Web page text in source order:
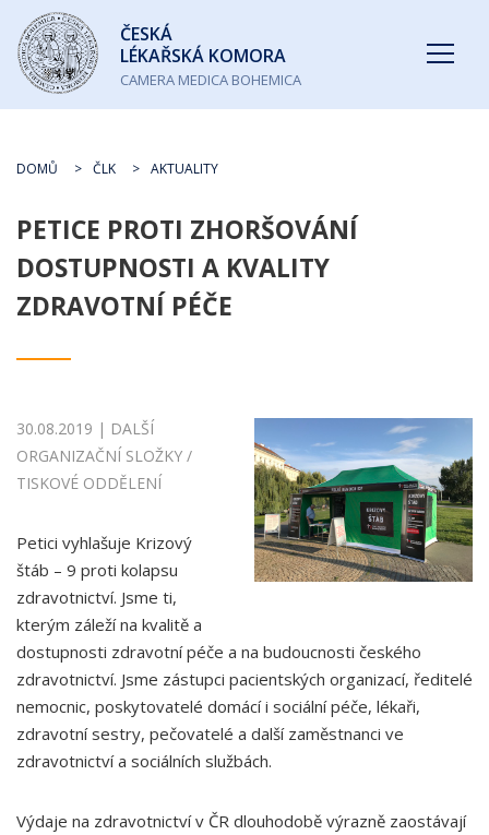
Česká
lékařská
komora
ČESKÁ
LÉKAŘSKÁ KOMORA
CAMERA MEDICA BOHEMICA
DOMŮ ČLK AKTUALITY
PETICE PROTI ZHORŠOVÁNÍ
DOSTUPNOSTI A KVALITY
ZDRAVOTNÍ PÉČE
30.08.2019 | DALŠÍ
ORGANIZAČNÍ SLOŽKY /
TISKOVÉ ODDĚLENÍ
Petici vyhlašuje Krizový
štáb – 9 proti kolapsu
zdravotnictví. Jsme ti,
kterým záleží na kvalitě a
dostupnosti zdravotní péče a na budoucnosti českého
zdravotnictví. Jsme zástupci pacientských organizací, ředitelé
nemocnic, poskytovatelé domácí i sociální péče, lékaři,
zdravotní sestry, pečovatelé a další zaměstnanci ve
zdravotnictví a sociálních službách.
Výdaje na zdravotnictví v ČR dlouhodobě výrazně zaostávají